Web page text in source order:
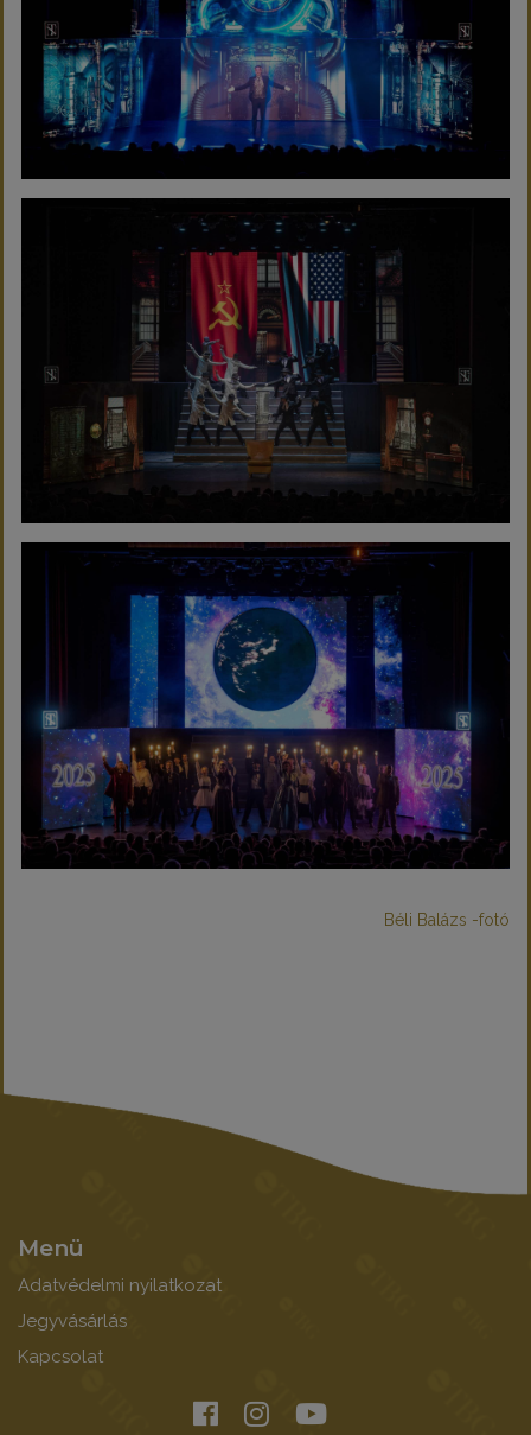
Béli Balázs -fotó
Menü
Adatvédelmi nyilatkozat
Jegyvásárlás
Kapcsolat